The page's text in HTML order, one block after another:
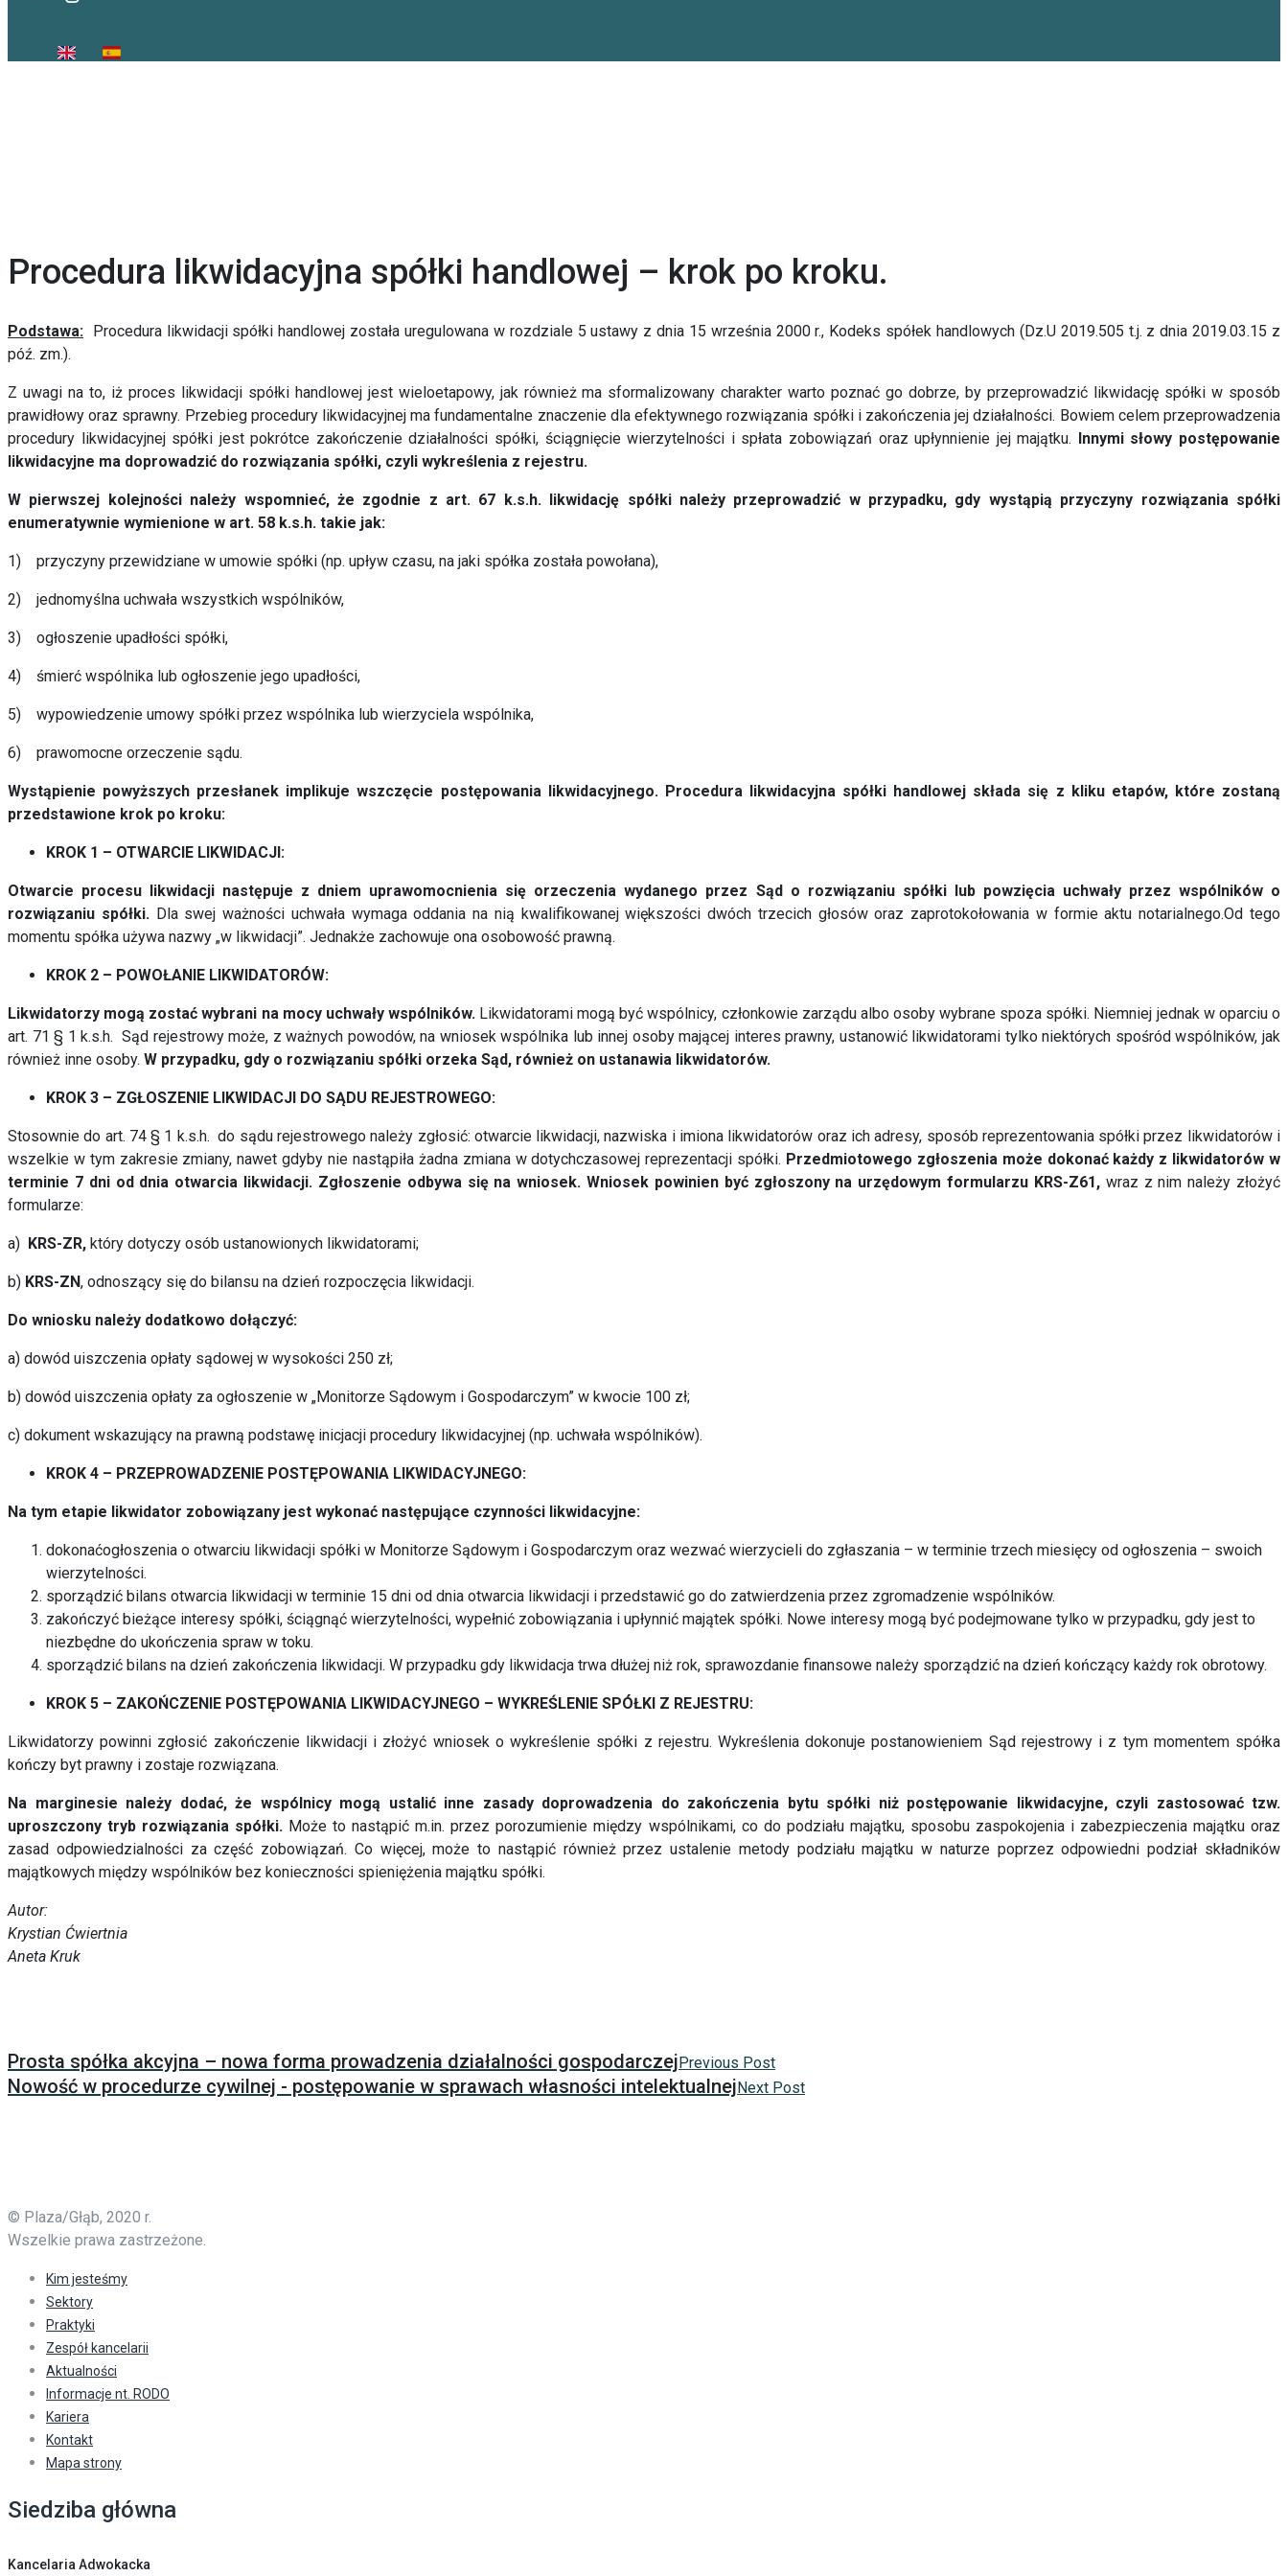
Procedura likwidacyjna spółki handlowej – krok po kroku.
Podstawa: Procedura likwidacji spółki handlowej została uregulowana w rozdziale 5 ustawy z dnia 15 września 2000 r., Kodeks spółek handlowych (Dz.U 2019.505 t.j. z dnia 2019.03.15 z
póź. zm.).
Z uwagi na to, iż proces likwidacji spółki handlowej jest wieloetapowy, jak również ma sformalizowany charakter warto poznać go dobrze, by przeprowadzić likwidację spółki w sposób
prawidłowy oraz sprawny. Przebieg procedury likwidacyjnej ma fundamentalne znaczenie dla efektywnego rozwiązania spółki i zakończenia jej działalności. Bowiem celem przeprowadzenia
procedury likwidacyjnej spółki jest pokrótce zakończenie działalności spółki, ściągnięcie wierzytelności i spłata zobowiązań oraz upłynnienie jej majątku. Innymi słowy postępowanie
likwidacyjne ma doprowadzić do rozwiązania spółki, czyli wykreślenia z rejestru.
W pierwszej kolejności należy wspomnieć, że zgodnie z art. 67 k.s.h. likwidację spółki należy przeprowadzić w przypadku, gdy wystąpią przyczyny rozwiązania spółki
enumeratywnie wymienione w art. 58 k.s.h. takie jak:
1) przyczyny przewidziane w umowie spółki (np. upływ czasu, na jaki spółka została powołana),
2) jednomyślna uchwała wszystkich wspólników,
3) ogłoszenie upadłości spółki,
4) śmierć wspólnika lub ogłoszenie jego upadłości,
5) wypowiedzenie umowy spółki przez wspólnika lub wierzyciela wspólnika,
6) prawomocne orzeczenie sądu.
Wystąpienie powyższych przesłanek implikuje wszczęcie postępowania likwidacyjnego. Procedura likwidacyjna spółki handlowej składa się z kliku etapów, które zostaną
przedstawione krok po kroku:
KROK 1 – OTWARCIE LIKWIDACJI:
Otwarcie procesu likwidacji następuje z dniem uprawomocnienia się orzeczenia wydanego przez Sąd o rozwiązaniu spółki lub powzięcia uchwały przez wspólników o
rozwiązaniu spółki. Dla swej ważności uchwała wymaga oddania na nią kwalifikowanej większości dwóch trzecich głosów oraz zaprotokołowania w formie aktu notarialnego.Od tego
momentu spółka używa nazwy „w likwidacji”. Jednakże zachowuje ona osobowość prawną.
KROK 2 – POWOŁANIE LIKWIDATORÓW:
Likwidatorzy mogą zostać wybrani na mocy uchwały wspólników.Likwidatorami mogą być wspólnicy, członkowie zarządu albo osoby wybrane spoza spółki. Niemniej jednak w oparciu o
art. 71 § 1 k.s.h. Sąd rejestrowy może, z ważnych powodów, na wniosek wspólnika lub innej osoby mającej interes prawny, ustanowić likwidatorami tylko niektórych spośród wspólników, jak
również inne osoby. W przypadku, gdy o rozwiązaniu spółki orzeka Sąd, również on ustanawia likwidatorów.
KROK 3 – ZGŁOSZENIE LIKWIDACJI DO SĄDU REJESTROWEGO:
Stosownie do art. 74 § 1 k.s.h. do sądu rejestrowego należy zgłosić: otwarcie likwidacji, nazwiska i imiona likwidatorów oraz ich adresy, sposób reprezentowania spółki przez likwidatorów i
wszelkie w tym zakresie zmiany, nawet gdyby nie nastąpiła żadna zmiana w dotychczasowej reprezentacji spółki. Przedmiotowego zgłoszenia może dokonać każdy z likwidatorów w
terminie 7 dni od dnia otwarcia likwidacji. Zgłoszenie odbywa się na wniosek. Wniosek powinien być zgłoszony na urzędowym formularzu KRS-Z61, wraz z nim należy złożyć
formularze:
a) KRS-ZR, który dotyczy osób ustanowionych likwidatorami;
b) KRS-ZN, odnoszący się do bilansu na dzień rozpoczęcia likwidacji.
Do wniosku należy dodatkowo dołączyć:
a) dowód uiszczenia opłaty sądowej w wysokości 250 zł;
b) dowód uiszczenia opłaty za ogłoszenie w „Monitorze Sądowym i Gospodarczym” w kwocie 100 zł;
c) dokument wskazujący na prawną podstawę inicjacji procedury likwidacyjnej (np. uchwała wspólników).
KROK 4 – PRZEPROWADZENIE POSTĘPOWANIA LIKWIDACYJNEGO:
Na tym etapie likwidator zobowiązany jest wykonać następujące czynności likwidacyjne:
dokonaćogłoszenia o otwarciu likwidacji spółki w Monitorze Sądowym i Gospodarczym oraz wezwać wierzycieli do zgłaszania – w terminie trzech miesięcy od ogłoszenia – swoich
wierzytelności.
sporządzić bilans otwarcia likwidacji w terminie 15 dni od dnia otwarcia likwidacji i przedstawić go do zatwierdzenia przez zgromadzenie wspólników.
zakończyć bieżące interesy spółki, ściągnąć wierzytelności, wypełnić zobowiązania i upłynnić majątek spółki. Nowe interesy mogą być podejmowane tylko w przypadku, gdy jest to
niezbędne do ukończenia spraw w toku.
sporządzić bilans na dzień zakończenia likwidacji. W przypadku gdy likwidacja trwa dłużej niż rok, sprawozdanie finansowe należy sporządzić na dzień kończący każdy rok obrotowy.
KROK 5 – ZAKOŃCZENIE POSTĘPOWANIA LIKWIDACYJNEGO – WYKREŚLENIE SPÓŁKI Z REJESTRU:
Likwidatorzy powinni zgłosić zakończenie likwidacji i złożyć wniosek o wykreślenie spółki z rejestru. Wykreślenia dokonuje postanowieniem Sąd rejestrowy i z tym momentem spółka
kończy byt prawny i zostaje rozwiązana.
Na marginesie należy dodać, że wspólnicy mogą ustalić inne zasady doprowadzenia do zakończenia bytu spółki niż postępowanie likwidacyjne, czyli zastosować tzw.
uproszczony tryb rozwiązania spółki. Może to nastąpić m.in. przez porozumienie między wspólnikami, co do podziału majątku, sposobu zaspokojenia i zabezpieczenia majątku oraz
zasad odpowiedzialności za część zobowiązań. Co więcej, może to nastąpić również przez ustalenie metody podziału majątku w naturze poprzez odpowiedni podział składników
majątkowych między wspólników bez konieczności spieniężenia majątku spółki.
Autor:
Krystian Ćwiertnia
Aneta Kruk
Prosta spółka akcyjna – nowa forma prowadzenia działalności gospodarczejPrevious Post
Nowość w procedurze cywilnej - postępowanie w sprawach własności intelektualnejNext Post
© Plaza/Głąb, 2020 r.
Wszelkie prawa zastrzeżone.
Kim jesteśmy
Sektory
Praktyki
Zespół kancelarii
Aktualności
Informacje nt. RODO
Kariera
Kontakt
Mapa strony
Siedziba główna
Kancelaria Adwokacka